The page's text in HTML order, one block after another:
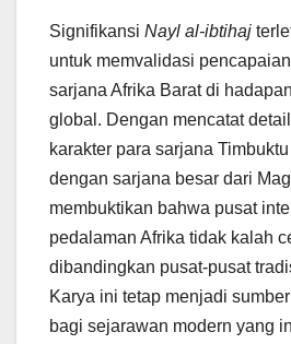
Signifikansi Nayl al-ibtihaj
untuk memvalidasi
sarjana Afrika Barat di
global. Dengan mencatat
karakter para sarjana
dengan sarjana besar dari
membuktikan bahwa pusat
pedalaman Afrika tidak kalah
dibandingkan pusat-pusat
Karya ini tetap menjadi
bagi sejarawan modern yang